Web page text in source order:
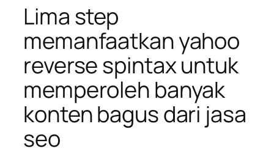
Lima step
memanfaatkan yahoo
reverse spintax untuk
memperoleh banyak
konten bagus dari jasa
seo